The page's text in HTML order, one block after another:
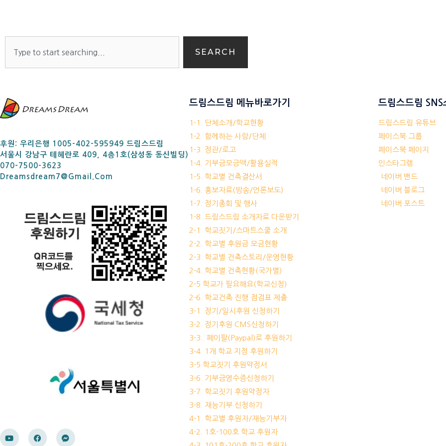
SEARCH
후원: 우리은행 1005-402-595949 드림스드림
서울시 강남구 테헤란로 409, 4층1호(삼성동 동신빌딩)
070-7500-3623
Dreamsdream7@gmail.com
드림스드림 메뉴바로가기
1-1. 단체소개/학교현황
1-2. 함께하는 사람/단체
1-3. 정관/로고
1-4. 기부금모금액/활용실적
1-5. 학교별 건축결산서
1-6. 홍보자료(방송/언론보도)
1-7. 정기총회 및 행사
1-8. 드림스드림 소개자료 다운받기
2-1. 학교짓기/스마트스쿨 소개
2-2. 학교별 후원금 모금현황
2-3. 학교별 건축스토리/운영현황
2-4. 학교별 건축현황(국가별)
2-5 학교가 필요해요(학교신청)
2-6. 학교건축 진행 점검표 제출
3-1. 정기/일시후원 신청하기
3-2. 정기후원 CMS신청하기
3-3.. 페이팔(Paypal)로 후원하기
3-4. 1개 학교 지정 후원하기
3-5.학교짓기 후원약정서
3-6. 기부금영수증신청하기
3-7. 학교짓기 후원약정자
3-8. 재능기부 신청하기
4-1. 학교별 후원자/재능기부자
4-2. 1호-100호 학교 후원자
드림스드림 SNS
드림스드림 유튜브
페이스북 그룹
페이스북 페이지
인스타그램
네이버 밴드
네이버 블로그
네이버 포스트